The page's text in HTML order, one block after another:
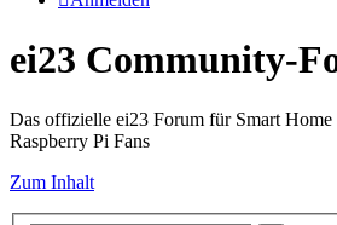
ei23 Community-
Das offizielle ei23 Forum für Smart Home
Raspberry Pi Fans
Zum Inhalt